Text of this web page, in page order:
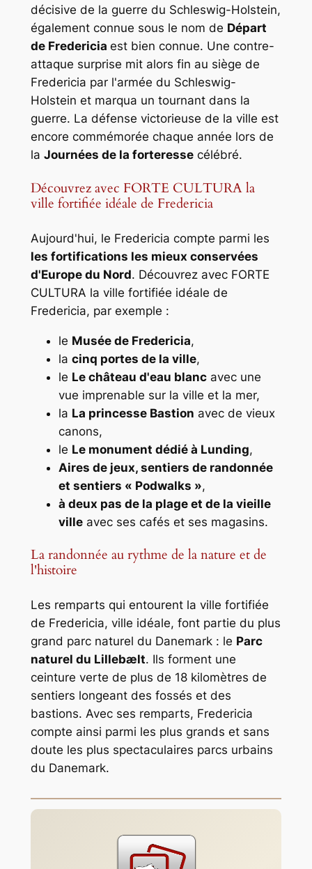
décisive de la guerre du Schleswig-Holstein,
également connue sous le nom de Départ
de Fredericia est bien connue. Une contre-
attaque surprise mit alors fin au siège de
Fredericia par l'armée du Schleswig-
Holstein et marqua un tournant dans la
guerre. La défense victorieuse de la ville est
encore commémorée chaque année lors de
la Journées de la forteressecélébré.
Découvrez avec FORTE CULTURA la
ville fortifiée idéale de Fredericia
Aujourd'hui, le Fredericia compte parmi les
les fortifications les mieux conservées
d'Europe du Nord. Découvrez avec FORTE
CULTURA la ville fortifiée idéale de
Fredericia, par exemple :
le Musée de Fredericia,
la cinq portes de la ville,
le Le château d'eau blancavec une
vue imprenable sur la ville et la mer,
la La princesse Bastion avec de vieux
canons,
le Le monument dédié à Lunding,
Aires de jeux, sentiers de randonnée
et sentiers « Podwalks »,
à deux pas de la plage et de la vieille
villeavec ses cafés et ses magasins.
La randonnée au rythme de la nature et de
l'histoire
Les remparts qui entourent la ville fortifiée
de Fredericia, ville idéale, font partie du plus
grand parc naturel du Danemark : le Parc
naturel du Lillebælt. Ils forment une
ceinture verte de plus de 18 kilomètres de
sentiers longeant des fossés et des
bastions. Avec ses remparts, Fredericia
compte ainsi parmi les plus grands et sans
doute les plus spectaculaires parcs urbains
du Danemark.